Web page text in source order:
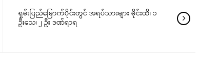
ရှမ်းပြည်မြောက်ပိုင်းတွင် အရပ်သားများ မိုင်းထိ၊ ၁
ဦးသေ၊ ၂ ဦး ဒဏ်ရာရ